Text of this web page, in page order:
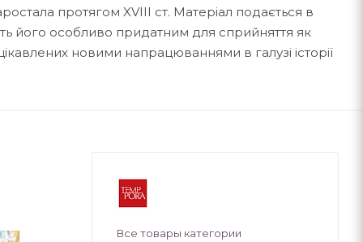
протягом XVIII ст. Матеріал подається в
його особливо придатним для сприйняття як
новими напрацюваннями в галузі історії
Все товары категории